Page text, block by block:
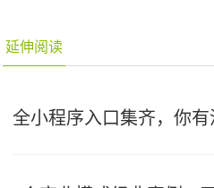
延伸阅读
全小程序入口集齐，你有